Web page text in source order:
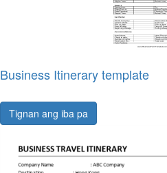
Business Itinerary template
Tignan ang iba pa